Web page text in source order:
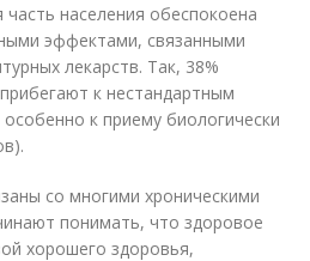
населения обеспокоена
эффектами, связанными
лекарств. Так, 38%
к нестандартным
к приему биологически
со многими хроническими
понимать, что здоровое
хорошего здоровья,